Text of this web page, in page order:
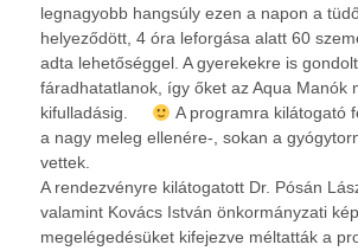
legnagyobb hangsúly ezen a napon a
helyeződött, 4 óra leforgása alatt 60
adta lehetőséggel. A gyerekekre is
fáradhatatlanok, így őket az Aqua Manók
kifulladásig.
A programra kilátogató
a nagy meleg ellenére-, sokan a
vettek.
A rendezvényre kilátogatott Dr. Pósán
valamint Kovács István önkormányzati
megelégedésüket kifejezve méltatták a